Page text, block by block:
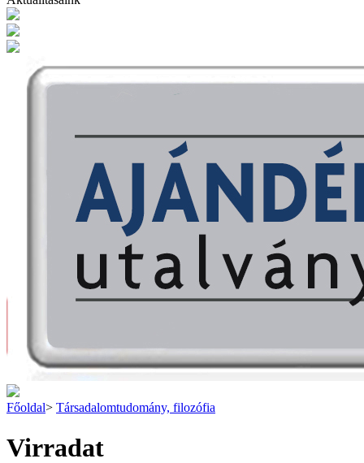
Főoldal> Társadalomtudomány, filozófia
Virradat